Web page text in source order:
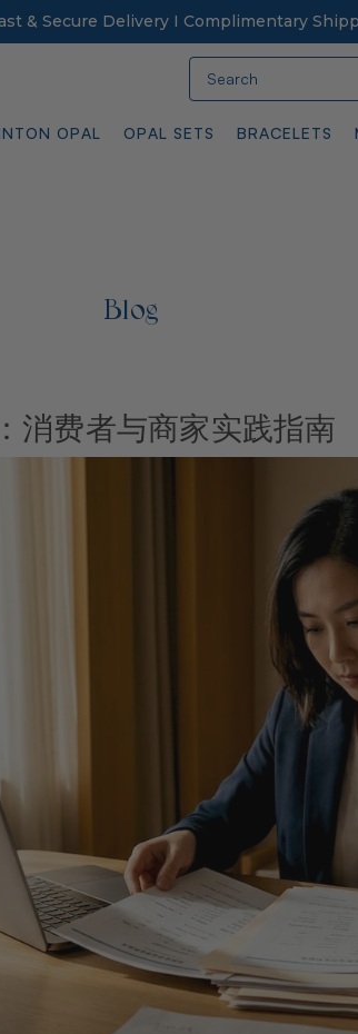
& Secure Delivery I Complimentary
OPAL OPAL SETS BRACELETS
Blog
消费者与商家实践指南